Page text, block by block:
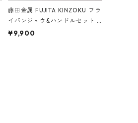
藤田金属 FUJITA KINZOKU フラ
イパンジュウ&ハンドルセット L
24cm ガス火・IH対応 鉄フライ
¥9,900